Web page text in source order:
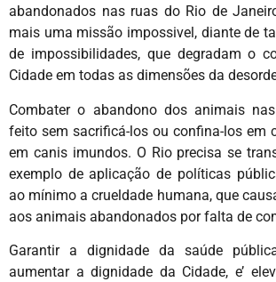
abandonados nas ruas do Rio de
mais uma missão impossivel, diante de
de impossibilidades, que degradam o
Cidade em todas as dimensões da
Combater o abandono dos animais
feito sem sacrificá-los ou confina-los em
em canis imundos. O Rio precisa se
exemplo de aplicação de políticas
ao mínimo a crueldade humana, que
aos animais abandonados por falta de
Garantir a dignidade da saúde
aumentar a dignidade da Cidade, e’